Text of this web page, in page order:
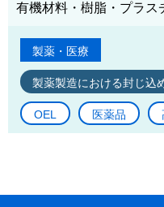
有機材料・樹脂・プラス
製薬・医療
製薬製造における封じ込
OEL 医薬品